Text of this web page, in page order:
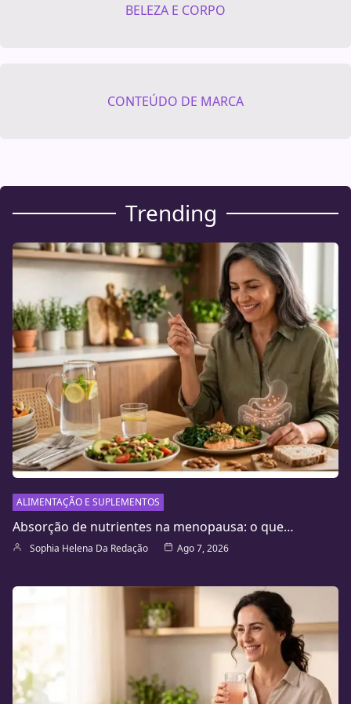
BELEZA E CORPO
CONTEÚDO DE MARCA
Trending
ALIMENTAÇÃO E SUPLEMENTOS
Absorção de nutrientes na menopausa: o que…
Sophia Helena Da Redação Ago 7, 2026